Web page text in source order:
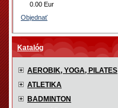
0.00 Eur
Objednať
Katalóg
AEROBIK, YOGA, PILATES
ATLETIKA
BADMINTON